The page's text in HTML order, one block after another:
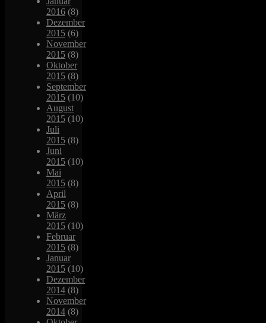
2016 (8)
Dezember
2015 (6)
November
2015 (8)
Oktober
2015 (8)
September
2015 (10)
August
2015 (10)
Juli
2015 (8)
Juni
2015 (10)
Mai
2015 (8)
April
2015 (8)
März
2015 (10)
Februar
2015 (8)
Januar
2015 (10)
Dezember
2014 (8)
November
2014 (8)